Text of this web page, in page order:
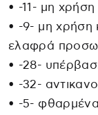
• -11- μη
• -9- μη χρήση
ελαφρά
• -28-
• -32-
• -5- φθαρμένα